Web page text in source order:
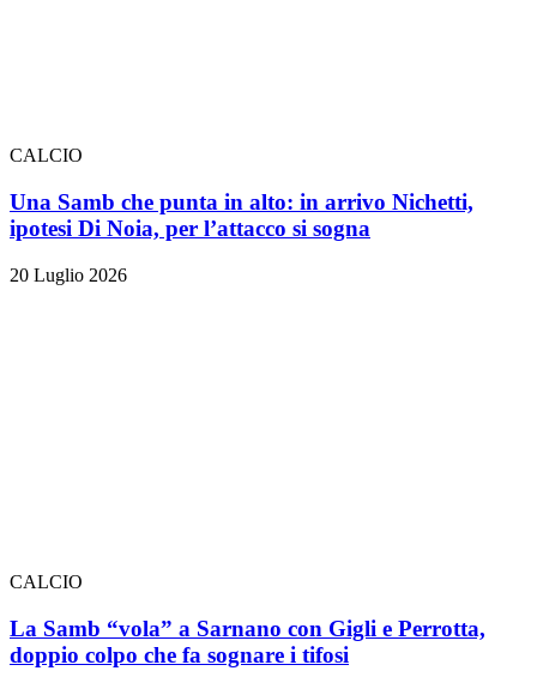
CALCIO
Una Samb che punta in alto: in arrivo Nichetti,
ipotesi Di Noia, per l’attacco si sogna
20 Luglio 2026
CALCIO
La Samb “vola” a Sarnano con Gigli e Perrotta,
doppio colpo che fa sognare i tifosi